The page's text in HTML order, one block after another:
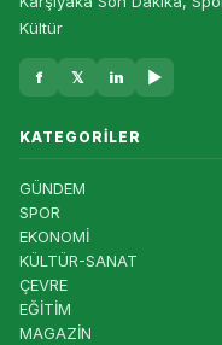
Kültür
f 𝕏 in ▶
KATEGORILER
GÜNDEM
SPOR
EKONOMİ
KÜLTÜR-SANAT
ÇEVRE
EĞİTİM
MAGAZİN